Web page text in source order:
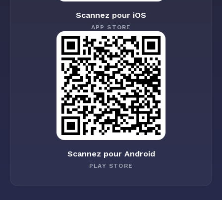
Scannez pour iOS
APP STORE
Scannez pour Android
PLAY STORE